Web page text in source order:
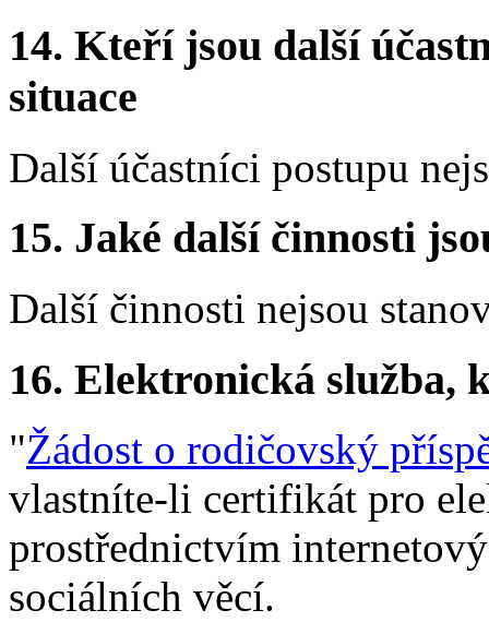
14. Kteří jsou další
situace
Další účastníci postupu
15. Jaké další činnosti
Další činnosti nejsou
16. Elektronická služba,
"Žádost o rodičovský
vlastníte-li certifikát pro
prostřednictvím
sociálních věcí.